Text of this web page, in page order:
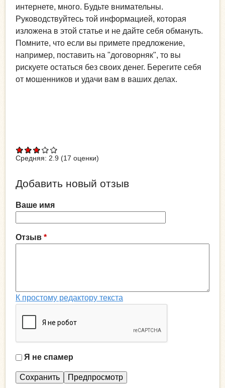
интернете, много. Будьте внимательны.
Руководствуйтесь той информацией, которая
изложена в этой статье и не дайте себя обмануть.
Помните, что если вы примете предложение,
например, поставить на "договорняк", то вы
рискуете остаться без своих денег. Берегите себя
от мошенников и удачи вам в ваших делах.
Средняя: 2.9 (17 оценки)
Добавить новый отзыв
Ваше имя
Отзыв *
К простому редактору текста
с
Я не спамер